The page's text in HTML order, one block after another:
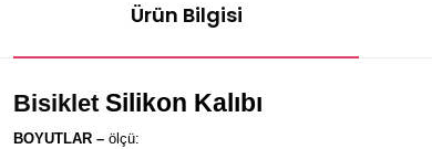
Ürün Bilgisi
Bisiklet Silikon Kalıbı
BOYUTLAR – ölçü: